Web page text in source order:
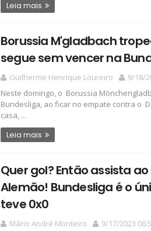
Leia mais
Borussia M'gladbach
segue sem vencer na
Guilherme Henrique Loureiro
9/18/
Neste domingo, o Borussia
Bundesliga, ao ficar no empate contra o
casa, ...
Leia mais
Quer gol? Então assista
Alemão! Bundesliga é o
teve 0x0
Mário André Monteiro
9/17/2023